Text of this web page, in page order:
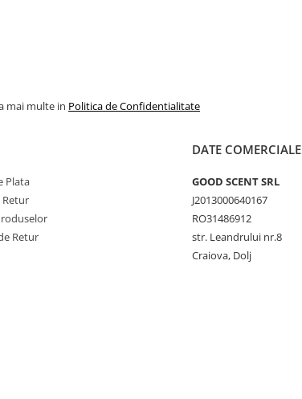
mai multe in Politica de Confidentialitate
Plata
Retur
Retur
DATE COMERCIALE
GOOD SCENT SRL
J2013000640167
RO31486912
str. Leandrului nr.8
Craiova, Dolj